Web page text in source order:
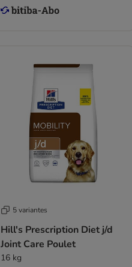
5 variantes
Hill's Prescription Diet j/d
Joint Care Poulet
16 kg